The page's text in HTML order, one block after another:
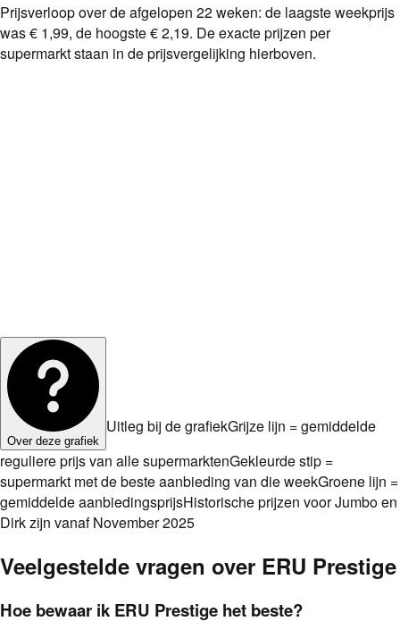
Prijsverloop over de afgelopen 22weken: de laagste weekprijs
was€ 1,99, de hoogste€ 2,19. De exacte prijzen per
supermarkt staan in de prijsvergelijking hierboven.
Over deze grafiek
Uitleg bij de grafiekGrijze lijn = gemiddelde
reguliere prijs van alle supermarktenGekleurde stip =
supermarkt met de beste aanbieding van die weekGroene lijn =
gemiddelde aanbiedingsprijsHistorische prijzen voor Jumbo en
Dirk zijn vanaf November 2025
Veelgestelde vragen over ERU Prestige
Hoe bewaar ik ERU Prestige het beste?